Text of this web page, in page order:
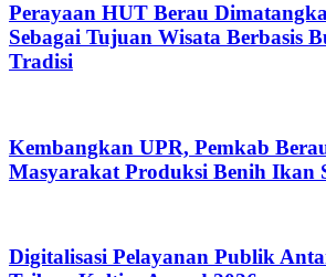
Perayaan HUT Berau
Sebagai Tujuan Wisata Berbasis
Tradisi
Kembangkan UPR, Pemkab
Masyarakat Produksi Benih Ikan
Digitalisasi Pelayanan Publik